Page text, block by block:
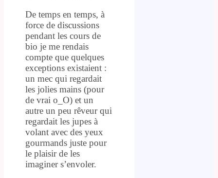
De temps en temps, à
force de discussions
pendant les cours de
bio je me rendais
compte que quelques
exceptions existaient :
un mec qui regardait
les jolies mains (pour
de vrai o_O) et un
autre un peu rêveur qui
regardait les jupes à
volant avec des yeux
gourmands juste pour
le plaisir de les
imaginer s’envoler.